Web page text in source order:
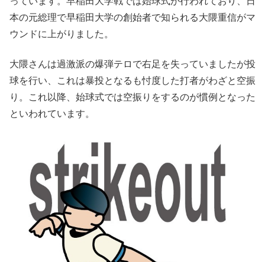
本の元総理で早稲田大学の創始者で知られる大隈重信がマ
ウンドに上がりました。
大隈さんは過激派の爆弾テロで右足を失っていましたが投
球を行い、これは暴投となるも忖度した打者がわざと空振
り。これ以降、始球式では空振りをするのが慣例となった
といわれています。